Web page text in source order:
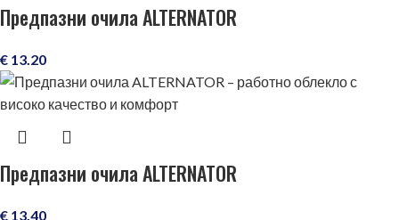
Предпазни очила ALTERNATOR
€ 13.20
Предпазни очила ALTERNATOR
€ 13.40